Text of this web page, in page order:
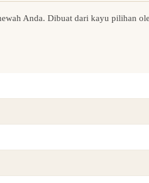
Anda. Dibuat dari kayu pilihan